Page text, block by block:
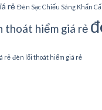
rẻ Đèn Sạc Chiếu Sáng Khẩn
thoát hiểm giá rẻ
rẻ đèn lối thoát hiểm giá rẻ